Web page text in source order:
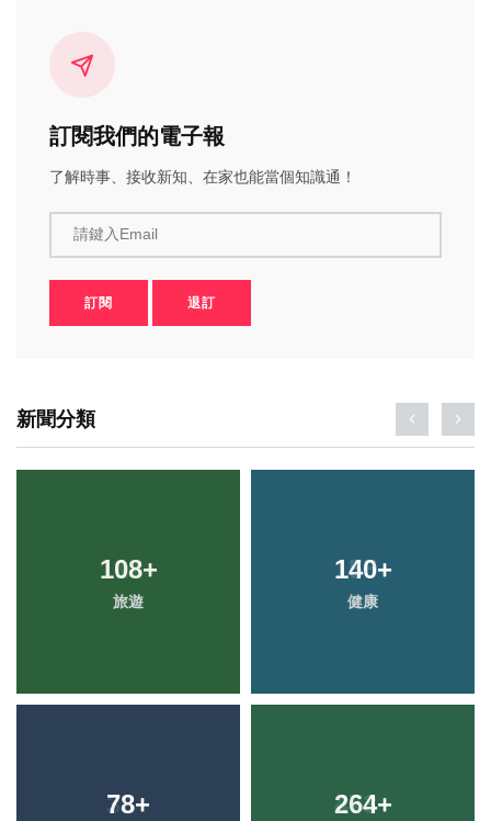
訂閱我們的電子報
了解時事、接收新知、在家也能當個知識通！
請鍵入Email
訂閱 退訂
新聞分類
108+
旅遊
140+
健康
78+ 264+